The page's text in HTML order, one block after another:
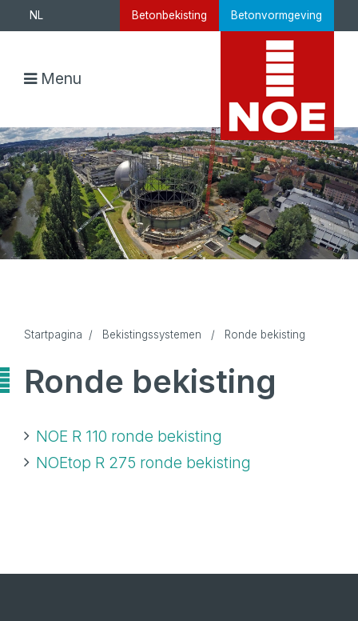
NL Betonbekisting Betonvormgeving
Menu
Startpagina / Bekistingssystemen / Ronde bekisting
Ronde bekisting
NOE R 110 ronde bekisting
NOEtop R 275 ronde bekisting